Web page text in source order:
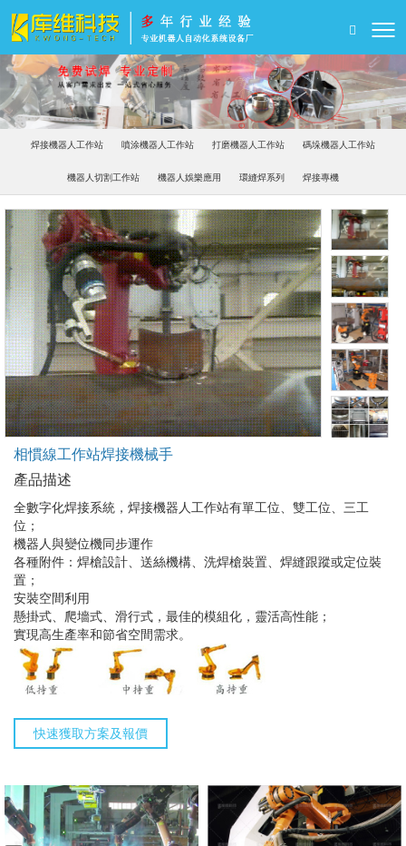
焊接機器人工作站 噴涂機器人工作站 打磨機器人工作站 碼垛機器人工作站
機器人切割工作站 機器人娛樂應用 環縫焊系列 焊接專機
相慣線工作站焊接機械手
產品描述
全數字化焊接系統，焊接機器人工作站有單工位、雙工位、三工
位；
機器人與變位機同步運作
各種附件：焊槍設計、送絲機構、洗焊槍裝置、焊縫跟蹤或定位裝
置；
安裝空間利用
懸掛式、爬墻式、滑行式，最佳的模組化，靈活高性能；
實現高生產率和節省空間需求。
快速獲取方案及報價